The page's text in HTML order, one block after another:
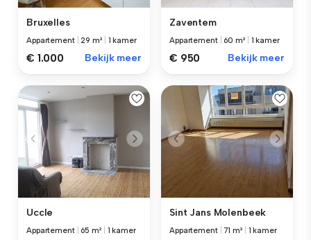
Bruxelles
Appartement |29 m² 1 kamer
€ 1.000 Bekijk meer
Zaventem
Appartement 60 m² 1 kamer
€ 950 Bekijk meer
Uccle
Appartement 65 m² 1 kamer
Sint Jans Molenbeek
Appartement |71 m² 1 kamer